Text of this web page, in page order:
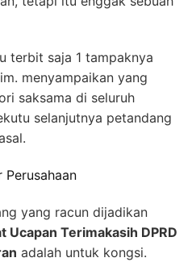
terbit saja 1 tampaknya
menyampaikan yang
saksama di seluruh
selanjutnya petandang
yang racun dijadikan
Ucapan Terimakasih DPRD
adalah untuk kongsi.